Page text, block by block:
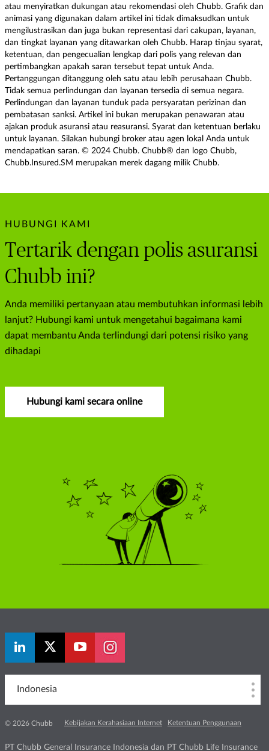
atau menyiratkan dukungan atau rekomendasi oleh Chubb. Grafik dan
animasi yang digunakan dalam artikel ini tidak dimaksudkan untuk
mengilustrasikan dan juga bukan representasi dari cakupan, layanan,
dan tingkat layanan yang ditawarkan oleh Chubb. Harap tinjau syarat,
ketentuan, dan pengecualian lengkap dari polis yang relevan dan
pertimbangkan apakah saran tersebut tepat untuk Anda.
Pertanggungan ditanggung oleh satu atau lebih perusahaan Chubb.
Tidak semua perlindungan dan layanan tersedia di semua negara.
Perlindungan dan layanan tunduk pada persyaratan perizinan dan
pembatasan sanksi. Artikel ini bukan merupakan penawaran atau
ajakan produk asuransi atau reasuransi. Syarat dan ketentuan berlaku
untuk layanan. Silakan hubungi broker atau agen lokal Anda untuk
mendapatkan saran. © 2024 Chubb. Chubb® dan logo Chubb,
Chubb.Insured.SM merupakan merek dagang milik Chubb.
HUBUNGI KAMI
Tertarik dengan polis asuransi
Chubb ini?
Anda memiliki pertanyaan atau membutuhkan informasi lebih
lanjut? Hubungi kami untuk mengetahui bagaimana kami
dapat membantu Anda terlindungi dari potensi risiko yang
dihadapi
Hubungi kami secara online
Indonesia
© 2026 Chubb Kebijakan Kerahasiaan Internet Ketentuan Penggunaan
PT Chubb General Insurance Indonesia dan PT Chubb Life Insurance